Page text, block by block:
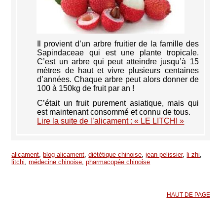
Il provient d’un arbre fruitier de la famille des
Sapindaceae qui est une plante tropicale.
C’est un arbre qui peut atteindre jusqu’à 15
mètres de haut et vivre plusieurs centaines
d’années. Chaque arbre peut alors donner de
100 à 150kg de fruit par an !
C’était un fruit purement asiatique, mais qui
est maintenant consommé et connu de tous.
Lire la suite de l’alicament : « LE LITCHI »
alicament blog alicament ,diététique chinoise ,jean pelissier, li zhi
litchi ,médecine chinoise ,pharmacopée chinoise
HAUT DE PAGE